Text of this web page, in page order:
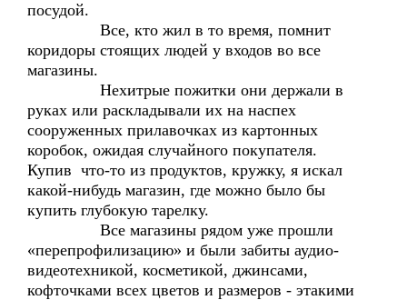
посудой.
Все, кто жил в то время, помнит
коридоры стоящих людей у входов во все
магазины.
Нехитрые пожитки они держали в
руках или раскладывали их на наспех
сооруженных прилавочках из картонных
коробок, ожидая случайного покупателя.
Купив что-то из продуктов, кружку, я искал
какой-нибудь магазин, где можно было бы
купить глубокую тарелку.
Все магазины рядом уже прошли
«перепрофилизацию» и были забиты аудио-
видеотехникой, косметикой, джинсами,
кофточками всех цветов и размеров - этакими